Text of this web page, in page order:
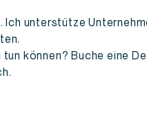
Ich unterstütze
können? Buche eine